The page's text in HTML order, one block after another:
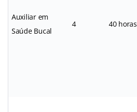
Auxiliar em
Saúde Bucal
4 40 horas